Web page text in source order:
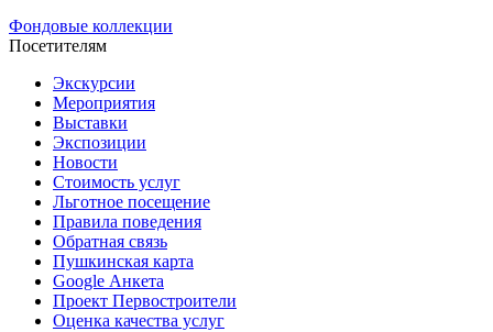
Фондовые коллекции
Посетителям
Экскурсии
Мероприятия
Выставки
Экспозиции
Новости
Стоимость услуг
Льготное посещение
Правила поведения
Обратная связь
Пушкинская карта
Google Анкета
Проект Первостроители
Оценка качества услуг